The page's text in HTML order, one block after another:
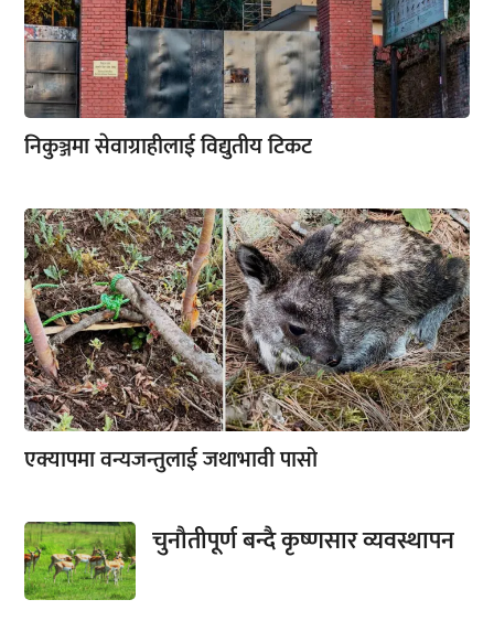
निकुञ्जमा सेवाग्राहीलाई विद्युतीय टिकट
एक्यापमा वन्यजन्तुलाई जथाभावी पासो
चुनौतीपूर्ण बन्दै कृष्णसार व्यवस्थापन